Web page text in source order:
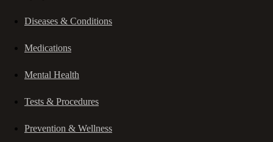
Diseases & Conditions
Medications
Mental Health
Tests & Procedures
Prevention & Wellness